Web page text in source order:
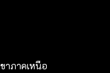
าภาคเหนือ